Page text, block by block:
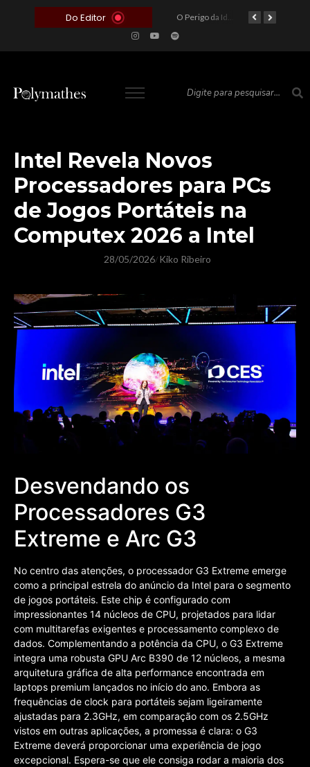
Do Editor A Roleta da Miséria: Quando a Devoção Cega Encontra o Link na Bio. A Queda do Brasileiro Pelas Mãos de Seus Influencers. O Perigo da Ideologia Desenfreada na Justiça: Quando a Pauta Política Substitui a Pena Criminal O Preço de um Escândalo: A Discrepância Entre o “Filme de Bolsonaro” e a Realidade do Cinema Mundial
Intel Revela Novos
Processadores para PCs
de Jogos Portáteis na
Computex 2026 a Intel
28/05/2026/ Kiko Ribeiro
Desvendando os
Processadores G3
Extreme e Arc G3
No centro das atenções, o processador G3 Extreme emerge
como a principal estrela do anúncio da Intel para o segmento
de jogos portáteis. Este chip é configurado com
impressionantes 14 núcleos de CPU, projetados para lidar
com multitarefas exigentes e processamento complexo de
dados. Complementando a potência da CPU, o G3 Extreme
integra uma robusta GPU Arc B390 de 12 núcleos, a mesma
arquitetura gráfica de alta performance encontrada em
laptops premium lançados no início do ano. Embora as
frequências de clock para portáteis sejam ligeiramente
ajustadas para 2.3GHz, em comparação com os 2.5GHz
vistos em outras aplicações, a promessa é clara: o G3
Extreme deverá proporcionar uma experiência de jogo
excepcional. Espera-se que ele consiga rodar a maioria dos